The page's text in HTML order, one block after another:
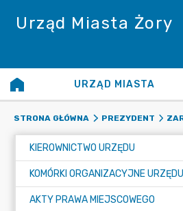
Urząd Miasta Żory
URZĄD MIASTA
STRONA GŁÓWNA PREZYDENT
KIEROWNICTWO URZĘDU
KOMÓRKI ORGANIZACYJNE URZĘDU
AKTY PRAWA MIEJSCOWEGO